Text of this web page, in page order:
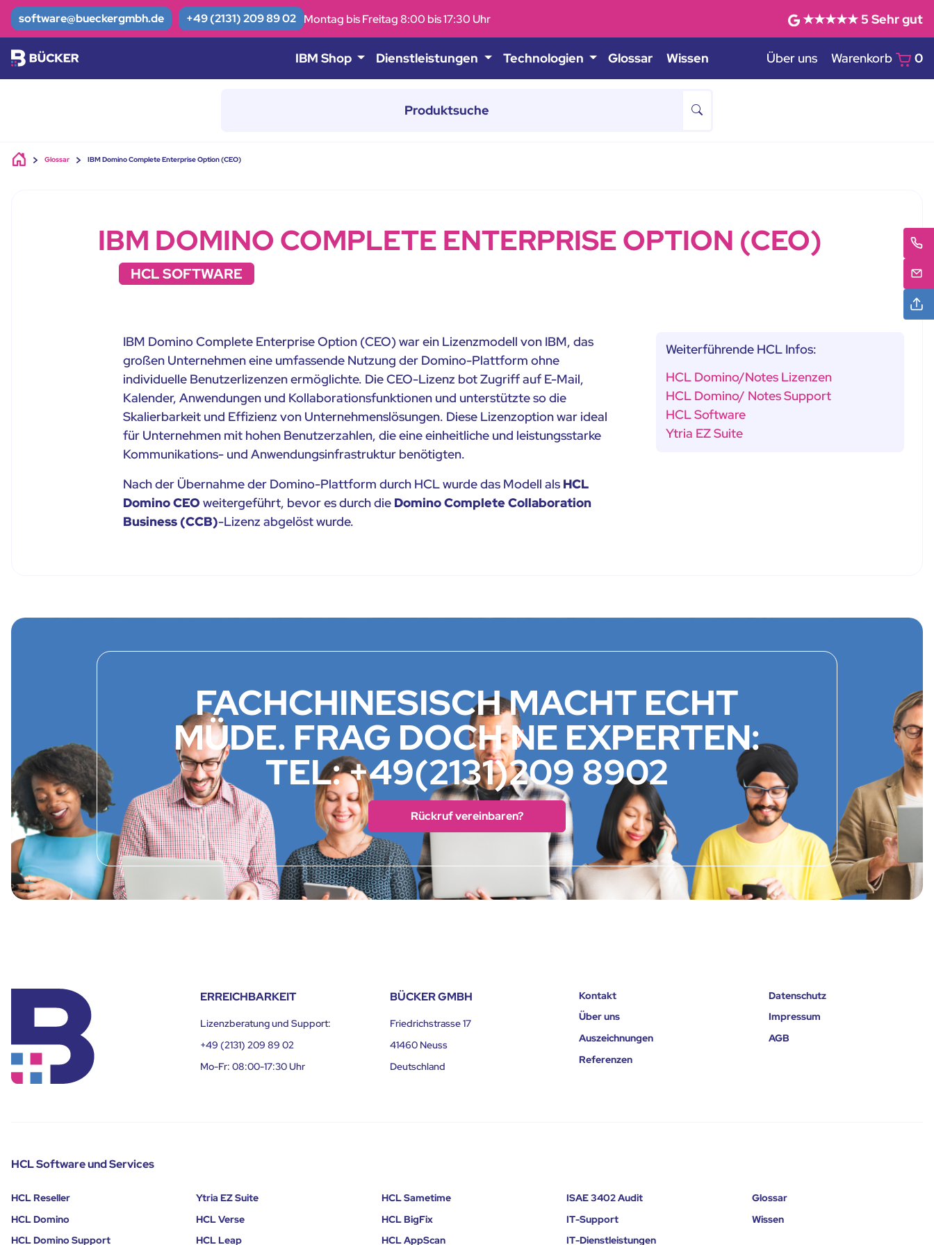
Skip to main content
software@bueckergmbh.de +49 (2131) 209 89 02 Montag bis Freitag 8:00 bis 17:30 Uhr ★★★★★5 Sehr gut
IBM Shop Dienstleistungen Technologien Glossar Wissen Über uns Warenkorb 0
Glossar IBM Domino Complete Enterprise Option (CEO)
IBM DOMINO COMPLETE ENTERPRISE OPTION (CEO)
HCL SOFTWARE
IBM Domino Complete Enterprise Option (CEO) war ein Lizenzmodell von IBM, das
großen Unternehmen eine umfassende Nutzung der Domino-Plattform ohne
individuelle Benutzerlizenzen ermöglichte. Die CEO-Lizenz bot Zugriff auf E-Mail,
Kalender, Anwendungen und Kollaborationsfunktionen und unterstützte so die
Skalierbarkeit und Effizienz von Unternehmenslösungen. Diese Lizenzoption war ideal
für Unternehmen mit hohen Benutzerzahlen, die eine einheitliche und leistungsstarke
Kommunikations- und Anwendungsinfrastruktur benötigten.
Nach der Übernahme der Domino-Plattform durch HCL wurde das Modell als HCL
Domino CEO weitergeführt, bevor es durch die Domino Complete Collaboration
Business (CCB)-Lizenz abgelöst wurde.
Weiterführende HCL Infos:
HCL Domino/Notes Lizenzen
HCL Domino/ Notes Support
HCL Software
Ytria EZ Suite
FACHCHINESISCH MACHT ECHT
MÜDE. FRAG DOCH NE EXPERTEN:
TEL: +49(2131)209 8902
Rückruf vereinbaren?
ERREICHBARKEIT
Lizenzberatung und Support:
+49 (2131) 209 89 02
Mo-Fr: 08:00-17:30 Uhr
BÜCKER GMBH
Friedrichstrasse 17
41460 Neuss
Deutschland
Kontakt
Über uns
Auszeichnungen
Referenzen
Datenschutz
Impressum
AGB
HCL Software und Services
HCL Reseller
HCL Domino
HCL Domino Support
Ytria EZ Suite
HCL Verse
HCL Leap
HCL Sametime
HCL BigFix
HCL AppScan
ISAE 3402 Audit
IT-Support
IT-Dienstleistungen
Glossar
Wissen